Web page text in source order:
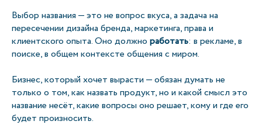
Выбор названия — это не вопрос вкуса, а задача на
пересечении дизайна бренда, маркетинга, права и
клиентского опыта. Оно должно работать: в рекламе, в
поиске, в общем контексте общения с миром.
Бизнес, который хочет вырасти — обязан думать не
только о том, как назвать продукт, но и какой смысл это
название несёт, какие вопросы оно решает, кому и где его
будет произносить.